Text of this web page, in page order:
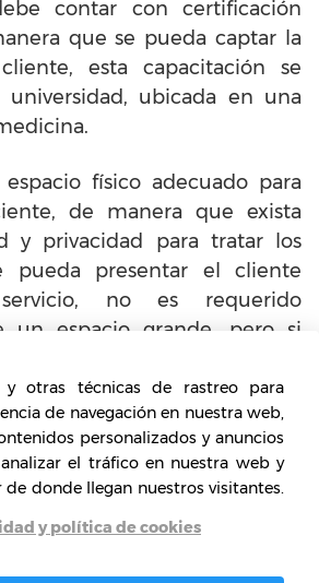
contar con certificación
que se pueda captar la
esta capacitación se
ubicada en una
físico adecuado para
de manera que exista
y privacidad para tratar los
pueda presentar el cliente
no es requerido
un espacio grande, pero si
para poder montar el
capacitarse sobre los
y registro de empresa, en su
contratar a un abogado para
y otras técnicas de rastreo para
de navegación en nuestra web,
personalizados y anuncios
el tráfico en nuestra web y
donde llegan nuestros visitantes.
y política de cookies